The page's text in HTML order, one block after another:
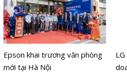
Epson khai trương văn phòng
mới tại Hà Nội